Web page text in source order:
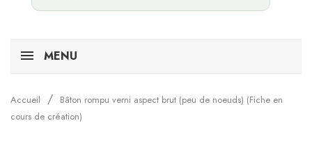
MENU
Accueil
Bâton rompu verni aspect brut (peu de noeuds) (Fiche en
cours de création)